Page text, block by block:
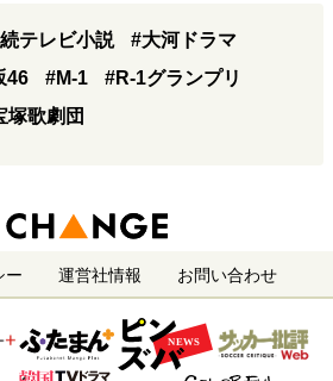
テレビ小説
#大河ドラマ
46 #M-1
#R-1グランプリ
塚歌劇団
ー 運営社情報 お問い合わせ